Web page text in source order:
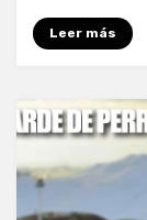
Leer más